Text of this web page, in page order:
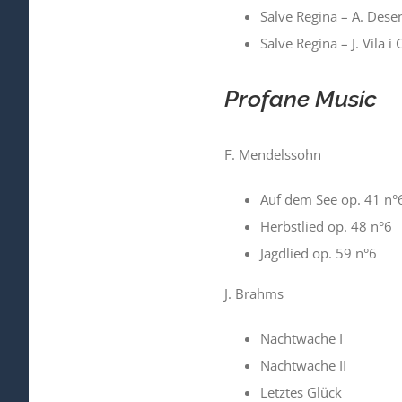
Salve Regina – A.
Salve Regina – J. Vila i
Profane Music
F. Mendelssohn
Auf dem See op. 41
Herbstlied op. 48 n°6
Jagdlied op. 59 n°6
J. Brahms
Nachtwache I
Nachtwache II
Letztes Glück